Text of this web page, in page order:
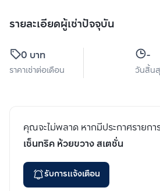
รายละเอียดผู้เช่าปัจจุบัน
0 บาท
ราคาเช่าต่อเดือน
-
วันสิ้น
คุณจะไม่พลาด หากมีประกาศรายกา
เซ็นทริค ห้วยขวาง สเตชั่น
รับการแจ้งเตือน